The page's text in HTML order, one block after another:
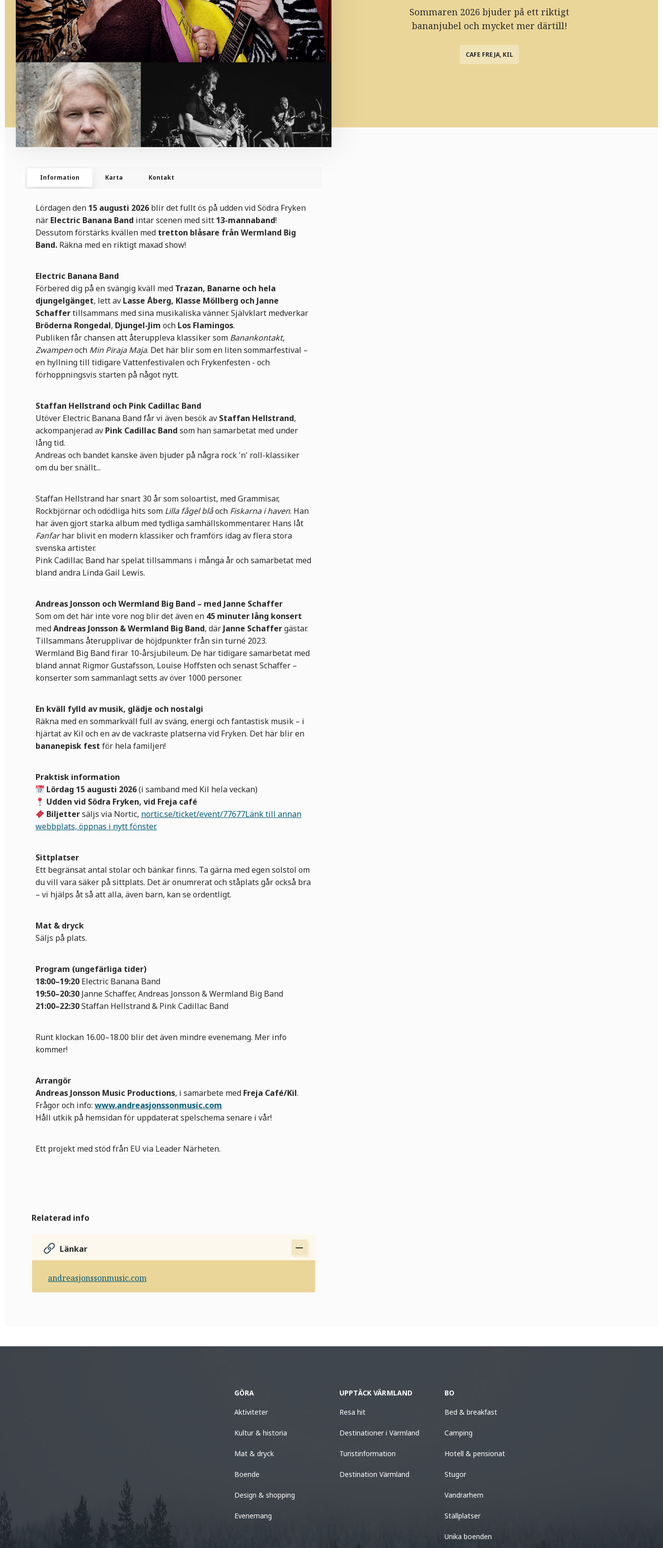
Sommaren 2026 bjuder på ett riktigt
bananjubel och mycket mer därtill!
CAFE FREJA, KIL
Information Karta Kontakt
Lördagen den 15 augusti 2026 blir det fullt ös på udden vid Södra Fryken
när Electric Banana Band intar scenen med sitt 13-mannaband!
Dessutom förstärks kvällen med tretton blåsare från Wermland Big
Band. Räkna med en riktigt maxad show!
Electric Banana Band
Förbered dig på en svängig kväll med Trazan, Banarne och hela
djungelgänget, lett av Lasse Åberg, Klasse Möllberg och Janne
Schaffertillsammans med sina musikaliska vänner. Självklart medverkar
Bröderna Rongedal, Djungel-Jim och Los Flamingos.
Publiken får chansen att återuppleva klassiker som Banankontakt,
Zwampenoch Min Piraja Maja. Det här blir som en liten sommarfestival –
en hyllning till tidigare Vattenfestivalen och Frykenfesten - och
förhoppningsvis starten på något nytt.
Staffan Hellstrand och Pink Cadillac Band
Utöver Electric Banana Band får vi även besök av Staffan Hellstrand,
ackompanjerad av Pink Cadillac Band som han samarbetat med under
lång tid.
Andreas och bandet kanske även bjuder på några rock 'n' roll-klassiker
om du ber snällt...
Staffan Hellstrand har snart 30 år som soloartist, med Grammisar,
Rockbjörnar och odödliga hits som Lilla fågel blåoch Fiskarna i haven. Han
har även gjort starka album med tydliga samhällskommentarer. Hans låt
Fanfarhar blivit en modern klassiker och framförs idag av flera stora
svenska artister.
Pink Cadillac Band har spelat tillsammans i många år och samarbetat med
bland andra Linda Gail Lewis.
Andreas Jonsson och Wermland Big Band – med Janne Schaffer
Som om det här inte vore nog blir det även en 45 minuter lång konsert
medAndreas Jonsson & Wermland Big Band, där Janne Schaffergästar.
Tillsammans återupplivar de höjdpunkter från sin turné 2023.
Wermland Big Band firar 10-årsjubileum. De har tidigare samarbetat med
bland annat Rigmor Gustafsson, Louise Hoffsten och senast Schaffer –
konserter som sammanlagt setts av över 1000 personer.
En kväll fylld av musik, glädje och nostalgi
Räkna med en sommarkväll full av sväng, energi och fantastisk musik – i
hjärtat av Kil och en av de vackraste platserna vid Fryken. Det här blir en
bananepisk fest för hela familjen!
Praktisk information
Lördag 15 augusti 2026(i samband med Kil hela veckan)
Udden vid Södra Fryken, vid Freja café
Biljettersäljs via Nortic, nortic.se/ticket/event/77677Länktill annan
webbplats, öppnas i nytt fönster.
Sittplatser
Ett begränsat antal stolar och bänkar finns. Ta gärna med egen solstol om
du vill vara säker på sittplats. Det är onumrerat och ståplats går också bra
– vi hjälps åt så att alla, även barn, kan se ordentligt.
Mat & dryck
Säljs på plats.
Program (ungefärliga tider)
18:00–19:20 Electric Banana Band
19:50–20:30 Janne Schaffer, Andreas Jonsson & Wermland Big Band
21:00–22:30Staffan Hellstrand & Pink Cadillac Band
Runt klockan 16.00–18.00 blir det även mindre evenemang. Mer info
kommer!
Arrangör
Andreas Jonsson Music Productions, i samarbete med Freja Café/Kil.
Frågor och info: www.andreasjonssonmusic.com
Håll utkik på hemsidan för uppdaterat spelschema senare i vår!
Ett projekt med stöd från EU via Leader Närheten.
Relaterad info
Länkar
andreasjonssonmusic.com
GÖRA
Aktiviteter
Kultur & historia
Mat & dryck
Boende
Design & shopping
Evenemang
UPPTÄCK VÄRMLAND
Resa hit
Destinationer i Värmland
Turistinformation
Destination Värmland
BO
Bed & breakfast
Camping
Hotell & pensionat
Stugor
Vandrarhem
Ställplatser
Unika boenden